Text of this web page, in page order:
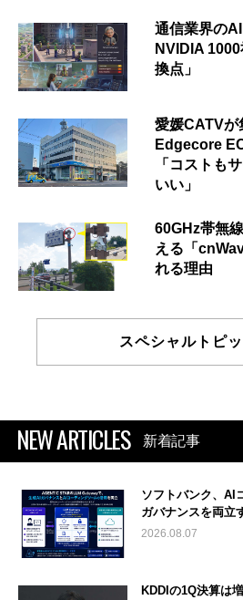
通信業界の
NVIDIA
換点」
愛媛CATVが
Edgecore
「コストも
いい」
60GHz帯無
える「
れる理由
スペシャルトピ
NEW ARTICLES 新着記事
ソフトバンク、AI
ガバナンスを両立
2026.08.07
KDDIの1Q決算は